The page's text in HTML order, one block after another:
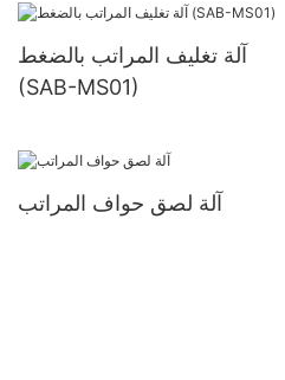
آلة تغليف المراتب بالضغط
(SAB-MS01)
آلة لصق حواف المراتب